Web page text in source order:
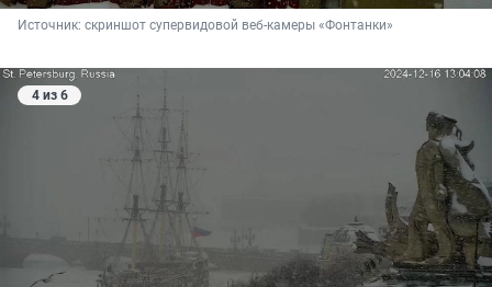
Источник: скриншот супервидовой веб-камеры «Фонтанки»
4 из 6